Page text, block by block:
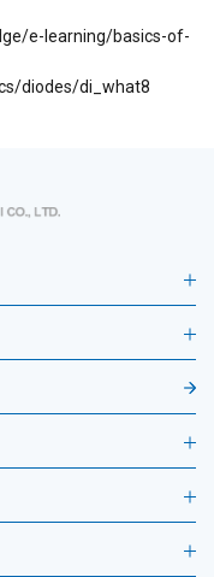
e-learning/basics-of-
diodes/di_what8